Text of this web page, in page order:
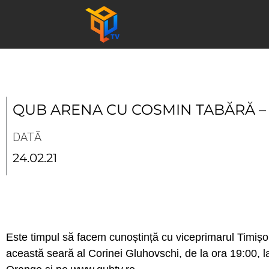
QUB ARENA CU COSMIN TABĂRĂ
DATĂ
24.02.21
Este timpul să facem cunoștință cu viceprimarul
această seară al Corinei Gluhovschi, de la ora 19:00,